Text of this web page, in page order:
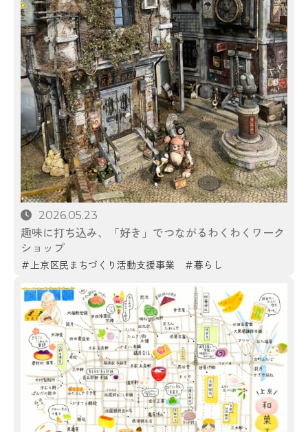
2026.05.23
趣味に打ち込み、「好き」でつながるわくわくワーク
ショップ
上京区民まちづくり活動支援事業 暮らし